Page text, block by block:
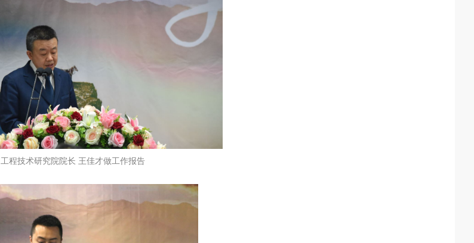
工程技术研究院院长 王佳才做工作报告